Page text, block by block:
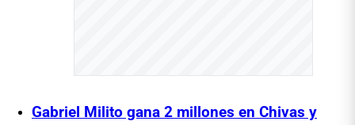
Gabriel Milito gana 2 millones en Chivas y